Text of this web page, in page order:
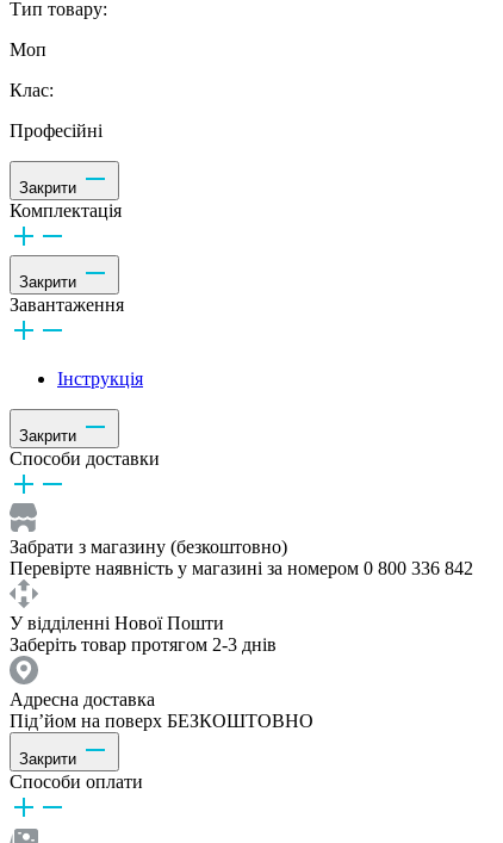
Тип товару:
Моп
Клас:
Професійні
Закрити
Комплектація
Закрити
Завантаження
Інструкція
Закрити
Способи доставки
Забрати з магазину (безкоштовно)
Перевірте наявність у магазині за номером 0 800 336 842
У відділенні Нової Пошти
Заберіть товар протягом 2-3 днів
Адресна доставка
Під’йом на поверх БЕЗКОШТОВНО
Закрити
Способи оплати